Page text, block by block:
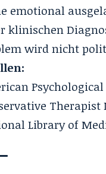
emotional
klinischen
wird nicht
Library of